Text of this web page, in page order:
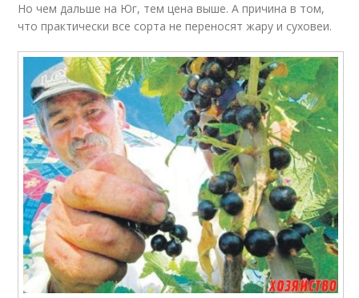
Но чем дальше на Юг, тем цена выше. А причина в том,
что практически все сорта не переносят жару и суховеи.